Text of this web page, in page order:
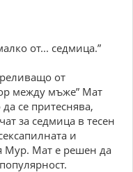
от... седмица.”
от
между мъже” Мат
се притеснява,
за седмица в тесен
и
Мур. Мат е решен да